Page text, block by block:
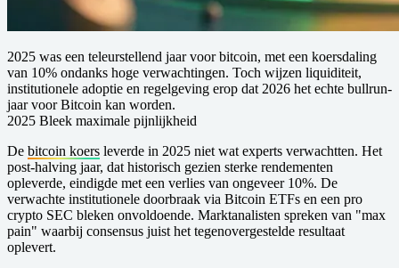
2025 was een teleurstellend jaar voor bitcoin, met een koersdaling
van 10% ondanks hoge verwachtingen. Toch wijzen liquiditeit,
institutionele adoptie en regelgeving erop dat 2026 het echte bullrun-
jaar voor Bitcoin kan worden.
2025 Bleek maximale pijnlijkheid
De bitcoin koers leverde in 2025 niet wat experts verwachtten. Het
post-halving jaar, dat historisch gezien sterke rendementen
opleverde, eindigde met een verlies van ongeveer 10%. De
verwachte institutionele doorbraak via Bitcoin ETFs en een pro
crypto SEC bleken onvoldoende. Marktanalisten spreken van "max
pain" waarbij consensus juist het tegenovergestelde resultaat
oplevert.